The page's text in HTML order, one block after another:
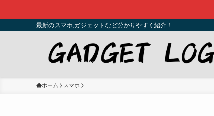
最新のスマホ,ガジェットなど分かりやすく紹介！
ホーム スマホ